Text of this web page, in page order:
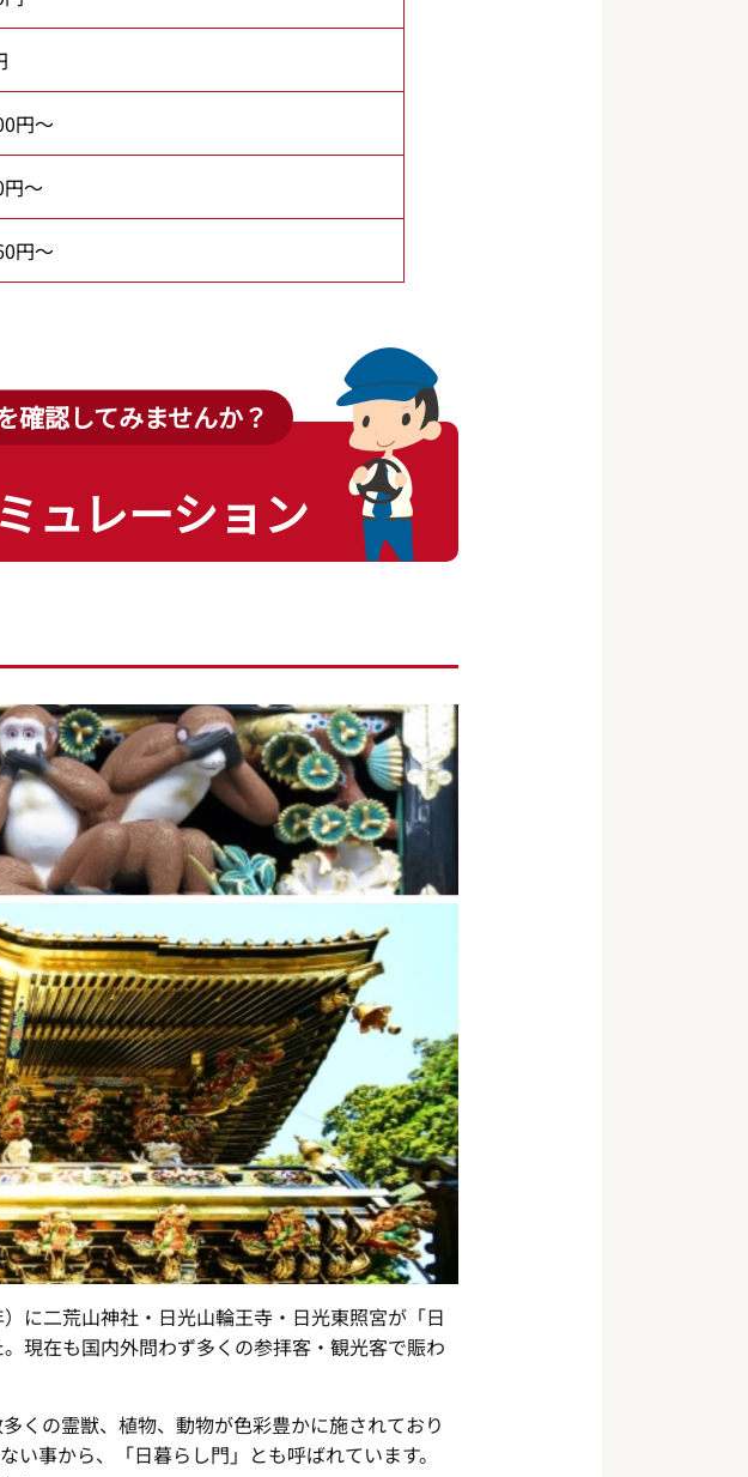
円～
～
円～
確認してみませんか？
ュレーション
に二荒山神社・日光山輪王寺・日光東照宮が「日
現在も国内外問わず多くの参拝客・観光客で賑わ
くの霊獣、植物、動物が色彩豊かに施されており
事から、「日暮らし門」とも呼ばれています。